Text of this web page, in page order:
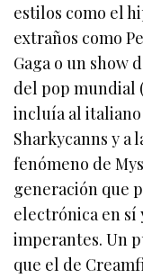
estilos como el
extraños como
Gaga o un show
del pop mundial
incluía al
Sharkycanns y a
fenómeno de
generación que
electrónica en sí
imperantes. Un
que el de